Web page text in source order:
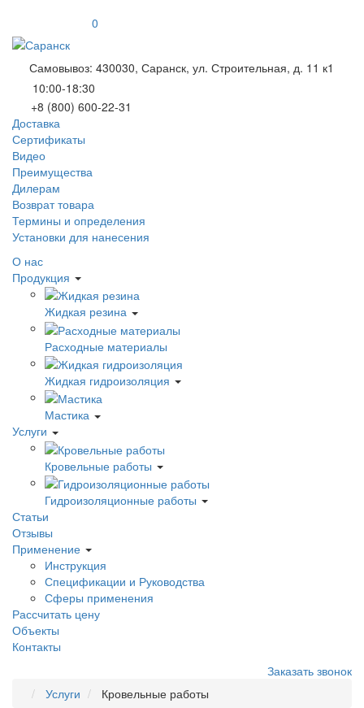
0
Самовывоз: 430030, Саранск, ул. Строительная, д. 11 к1
10:00-18:30
+8 (800) 600-22-31
Доставка
Сертификаты
Видео
Преимущества
Дилерам
Возврат товара
Термины и определения
Установки для нанесения
О нас
Продукция
Жидкая резина
Расходные материалы
Жидкая гидроизоляция
Мастика
Услуги
Кровельные работы
Гидроизоляционные работы
Статьи
Отзывы
Применение
Инструкция
Спецификации и Руководства
Сферы применения
Рассчитать цену
Объекты
Контакты
Заказать звонок
Услуги
Кровельные работы